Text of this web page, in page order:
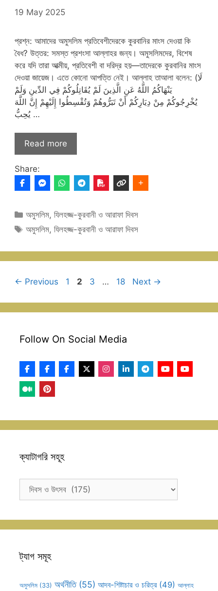
19 May 2025
প্রশ্ন: আমাদের অমুসলিম প্রতিবেশীদেরকে কুরবানির মাংস দেওয়া কি
বৈধ? উত্তর: সমস্ত প্রশংসা আল্লাহর জন্য। অমুসলিমদের, বিশেষ
করে যদি তারা আত্মীয়, প্রতিবেশী বা দরিদ্র হয়—তাদেরকে কুরবানির মাংস
দেওয়া জায়েজ। এতে কোনো আপত্তি নেই। আল্লাহ তাআলা বলেন: (لَا
يَنْهَاكُمُ اللَّهُ عَنِ الَّذِينَ لَمْ يُقَاتِلُوكُمْ فِي الدِّينِ وَلَمْ
يُخْرِجُوكُمْ مِنْ دِيَارِكُمْ أَنْ تَبَرُّوهُمْ وَتُقْسِطُوا إِلَيْهِمْ إِنَّ اللَّهَ
يُحِبُّ …
Read more
Share:
Categories
অমুসলিম,যিলহজ্জ-কুরবানী ও আরাফা দিবস
Tags
অমুসলিম,যিলহজ্জ-কুরবানী ও আরাফা দিবস
← Previous Page
1 Page
2 Page
3 … Page
18 Next →
Follow On Social Media
ক্যাটাগরি সহূহ
ক্যাটাগরি
ট্যাগ সমূহ
অমুসলিম (33) অর্থনীতি(55) আদব-শিষ্টাচার ও চরিত্র(49) আল্লাহ